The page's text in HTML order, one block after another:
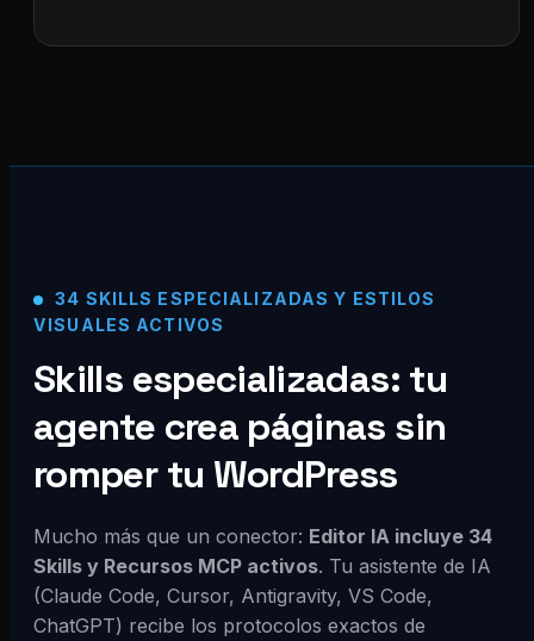
34 SKILLS ESPECIALIZADAS Y ESTILOS
VISUALES ACTIVOS
Skills especializadas: tu
agente crea páginas sin
romper tu WordPress
Mucho más que un conector: Editor IA incluye 34
Skills y Recursos MCP activos. Tu asistente de IA
(Claude Code, Cursor, Antigravity, VS Code,
ChatGPT) recibe los protocolos exactos de